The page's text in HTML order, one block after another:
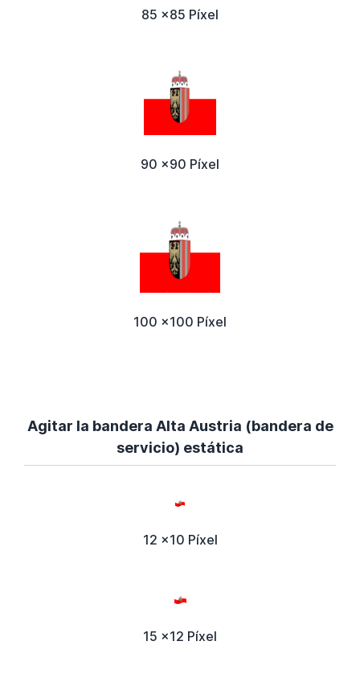
85 x85 Píxel
90 x90 Píxel
100 x100 Píxel
Agitar la bandera Alta Austria (bandera de
servicio) estática
12 x10 Píxel
15 x12 Píxel